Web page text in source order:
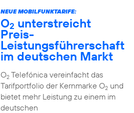
NEUE MOBILFUNKTARIFE:
O2 unterstreicht
Preis-
Leistungsführerschaft
im deutschen Markt
O2Telefónica vereinfacht das
Tarifportfolio der Kernmarke O2und
bietet mehr Leistung zu einem im
deutschen